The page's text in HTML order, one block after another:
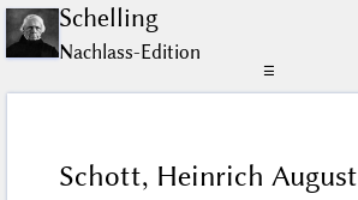
Schelling
Nachlass-Edition
☰
Schott, Heinrich August